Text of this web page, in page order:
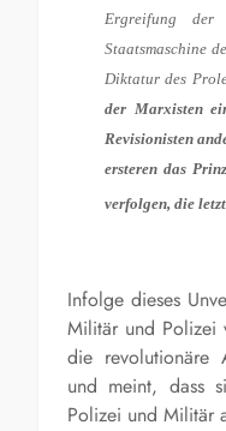
Ergreifung der
Staatsmaschine
Diktatur des
der Marxisten
Revisionisten
ersteren das
verfolgen, die
Infolge dieses
Militär und Polizei
die revolutionäre
und meint, dass
Polizei und Militär